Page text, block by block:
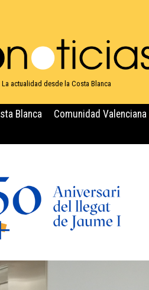
La actualidad desde la Costa Blanca
Blanca Comunidad Valenciana